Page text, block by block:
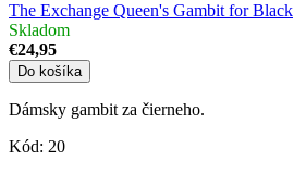
The Exchange Queen's Gambit for Black
Skladom
€24,95
Do košíka
Dámsky gambit za čierneho.
Kód: 20